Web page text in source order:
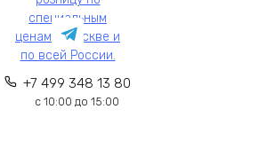
+7 499 348 13 80
с 10:00 до 15:00